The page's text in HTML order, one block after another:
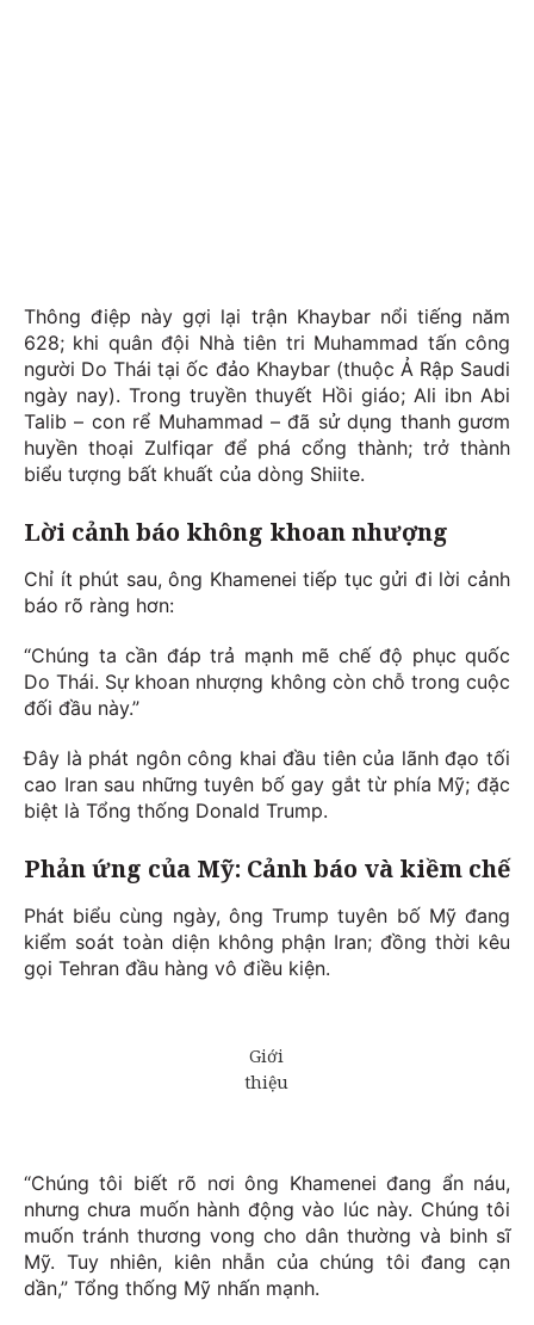
Thông điệp này gợi lại trận Khaybar nổi tiếng năm
628; khi quân đội Nhà tiên tri Muhammad tấn công
người Do Thái tại ốc đảo Khaybar (thuộc Ả Rập Saudi
ngày nay). Trong truyền thuyết Hồi giáo; Ali ibn Abi
Talib – con rể Muhammad – đã sử dụng thanh gươm
huyền thoại Zulfiqar để phá cổng thành; trở thành
biểu tượng bất khuất của dòng Shiite.
Lời cảnh báo không khoan nhượng
Chỉ ít phút sau, ông Khamenei tiếp tục gửi đi lời cảnh
báo rõ ràng hơn:
“Chúng ta cần đáp trả mạnh mẽ chế độ phục quốc
Do Thái. Sự khoan nhượng không còn chỗ trong cuộc
đối đầu này.”
Đây là phát ngôn công khai đầu tiên của lãnh đạo tối
cao Iran sau những tuyên bố gay gắt từ phía Mỹ; đặc
biệt là Tổng thống Donald Trump.
Phản ứng của Mỹ: Cảnh báo và kiềm chế
Phát biểu cùng ngày, ông Trump tuyên bố Mỹ đang
kiểm soát toàn diện không phận Iran; đồng thời kêu
gọi Tehran đầu hàng vô điều kiện.
“Chúng tôi biết rõ nơi ông Khamenei đang ẩn náu,
nhưng chưa muốn hành động vào lúc này. Chúng tôi
muốn tránh thương vong cho dân thường và binh sĩ
Mỹ. Tuy nhiên, kiên nhẫn của chúng tôi đang cạn
dần,” Tổng thống Mỹ nhấn mạnh.